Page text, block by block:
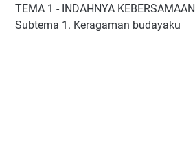
TEMA 1 - INDAHNYA KEBERSAMAAN
Subtema 1. Keragaman budayaku